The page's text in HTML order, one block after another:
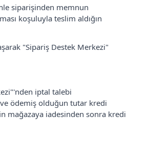
siparişinden memnun
koşuluyla teslim aldığın
"Sipariş Destek Merkezi"
iptal talebi
ödemiş olduğun tutar kredi
mağazaya iadesinden sonra kredi